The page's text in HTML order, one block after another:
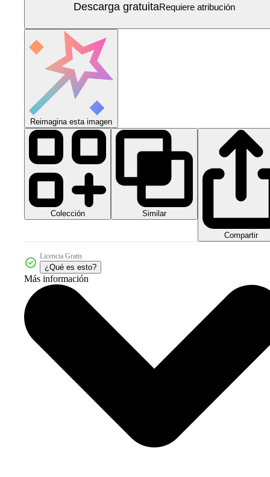
Descarga gratuitaRequiere atribución
Reimagina esta imagen
Colección Similar
Compartir
Licencia Gratis
¿Qué es esto?
Más información